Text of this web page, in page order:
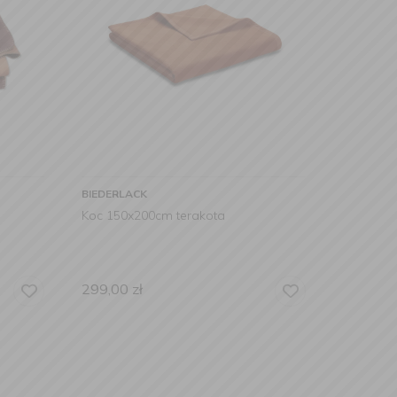
BIEDERLACK
Koc 150x200cm terakota
299,00 zł